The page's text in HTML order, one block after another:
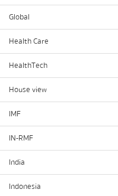
Global
Health Care
HealthTech
House view
IMF
IN-RMF
India
Indonesia